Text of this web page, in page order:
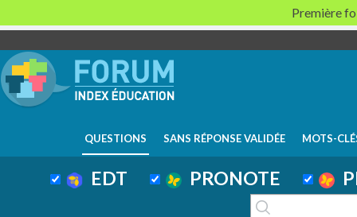
QUESTIONS SANS RÉPONSE VALIDÉE MOTS-
EDT PRONOTE
Première